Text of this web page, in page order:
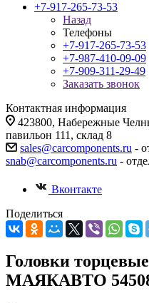
+7-917-265-73-53
Назад
Телефоны
+7-917-265-73-53
+7-987-410-09-09
+7-909-311-29-49
Заказать звонок
Контактная информация
423800, Набережные
павильон 111, склад 8
sales@carcomponents.ru -
snab@carcomponents.ru -
Вконтакте
Поделиться
Головки
МАЯКАВТО